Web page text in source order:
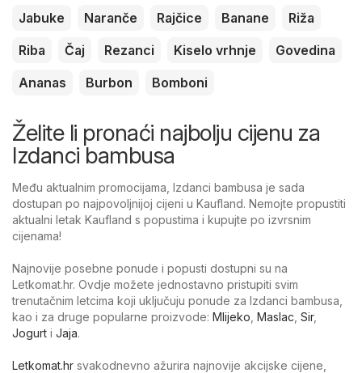
Jabuke
Naranče Rajčice Banane
Riža
Riba
Čaj Rezanci Kiselo vrhnje
Govedina
Ananas
Burbon Bomboni
Želite li pronaći najbolju cijenu za
Izdanci bambusa
Među aktualnim promocijama, Izdanci bambusa je sada
dostupan po najpovoljnijoj cijeni u Kaufland. Nemojte propustiti
aktualni letak Kaufland s popustima i kupujte po izvrsnim
cijenama!
Najnovije posebne ponude i popusti dostupni su na
Letkomat.hr. Ovdje možete jednostavno pristupiti svim
trenutačnim letcima koji uključuju ponude za Izdanci bambusa,
kao i za druge popularne proizvode: Mlijeko Maslac Sir,
Jogurt i Jaja.
Letkomat.hr svakodnevno ažurira najnovije akcijske cijene,